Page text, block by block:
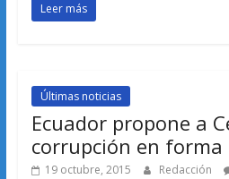
Leer más
Últimas noticias
Ecuador propone a
corrupción en
19 octubre, 2015 Redacción